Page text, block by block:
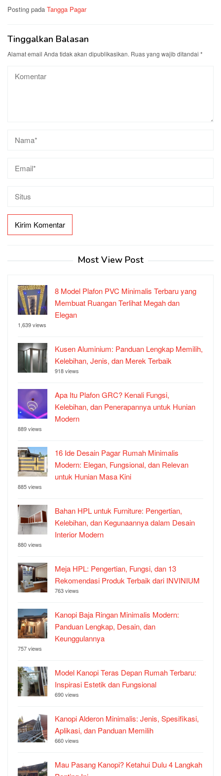
Posting pada Tangga Pagar
Tinggalkan Balasan
Alamat email Anda tidak akan dipublikasikan. Ruas yang wajib ditandai *
Most View Post
8 Model Plafon PVC Minimalis Terbaru yang
Membuat Ruangan Terlihat Megah dan
Elegan
1,639 views
Kusen Aluminium: Panduan Lengkap Memilih,
Kelebihan, Jenis, dan Merek Terbaik
918 views
Apa Itu Plafon GRC? Kenali Fungsi,
Kelebihan, dan Penerapannya untuk Hunian
Modern
889 views
16 Ide Desain Pagar Rumah Minimalis
Modern: Elegan, Fungsional, dan Relevan
untuk Hunian Masa Kini
885 views
Bahan HPL untuk Furniture: Pengertian,
Kelebihan, dan Kegunaannya dalam Desain
Interior Modern
880 views
Meja HPL: Pengertian, Fungsi, dan 13
Rekomendasi Produk Terbaik dari INVINIUM
763 views
Kanopi Baja Ringan Minimalis Modern:
Panduan Lengkap, Desain, dan
Keunggulannya
757 views
Model Kanopi Teras Depan Rumah Terbaru:
Inspirasi Estetik dan Fungsional
690 views
Kanopi Alderon Minimalis: Jenis, Spesifikasi,
Aplikasi, dan Panduan Memilih
660 views
Mau Pasang Kanopi? Ketahui Dulu 4 Langkah